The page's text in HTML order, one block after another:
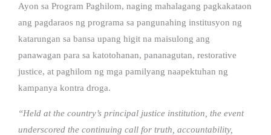
Ayon sa Program Paghilom, naging mahalagang pagkakataon
ang pagdaraos ng programa sa pangunahing institusyon ng
katarungan sa bansa upang higit na maisulong ang
panawagan para sa katotohanan, pananagutan, restorative
justice, at paghilom ng mga pamilyang naapektuhan ng
kampanya kontra droga.
“Held at the country’s principal justice institution, the event
underscored the continuing call for truth, accountability,